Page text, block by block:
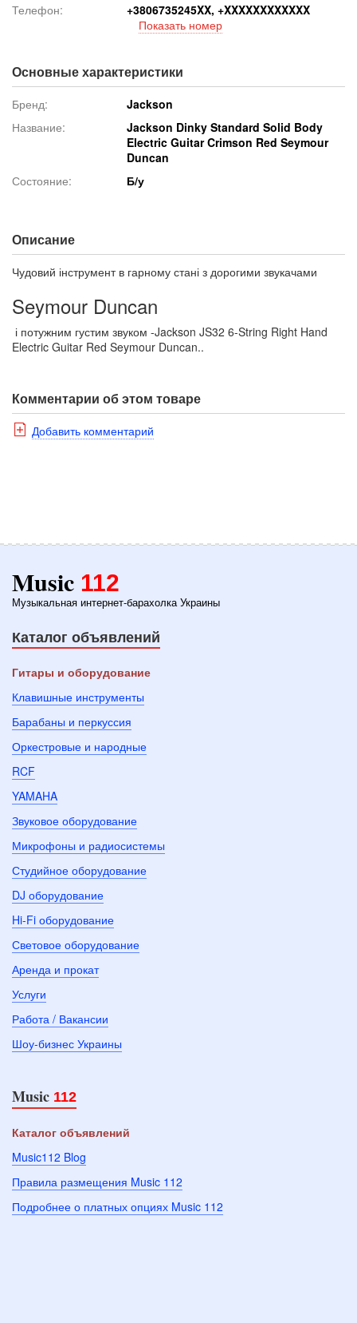
Телефон:
+3806735245XX, +XXXXXXXXXXXX
Показать номер
Основные характеристики
Бренд:
Jackson
Название:
Jackson Dinky Standard Solid Body
Electric Guitar Crimson Red Seymour
Duncan
Состояние:
Б/у
Описание
Чудовий інструмент в гарному стані з дорогими звукачами
Seymour Duncan
і потужним густим звуком -Jackson JS32 6-String Right Hand
Electric Guitar Red Seymour Duncan..
Комментарии об этом товаре
Добавить комментарий
Music 112
Музыкальная интернет-барахолка Украины
Каталог объявлений
Гитары и оборудование
Клавишные инструменты
Барабаны и перкуссия
Оркестровые и народные
RCF
YAMAHA
Звуковое оборудование
Микрофоны и радиосистемы
Студийное оборудование
DJ оборудование
Hi-Fi оборудование
Световое оборудование
Аренда и прокат
Услуги
Работа / Вакансии
Шоу-бизнес Украины
Music 112
Каталог объявлений
Music112 Blog
Правила размещения Music 112
Подробнее о платных опциях Music 112